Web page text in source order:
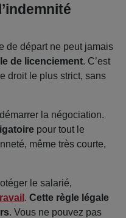
de départ ne peut jamais
de licenciement. C’est
droit le plus strict, sans
la négociation.
pour tout le
même très courte,
le salarié,
. Cette règle légale
. Vous ne pouvez pas